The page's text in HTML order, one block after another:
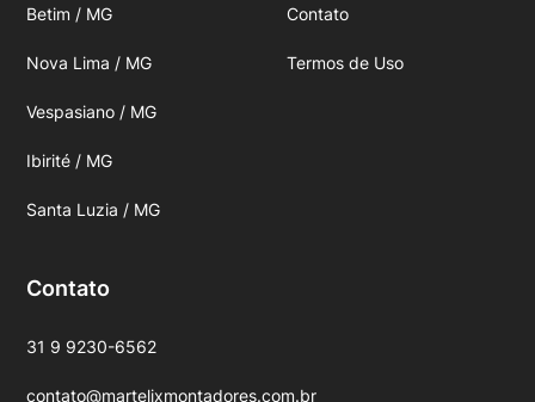
Betim / MG
Nova Lima / MG
Vespasiano / MG
Ibirité / MG
Santa Luzia / MG
Contato
Termos de Uso
Contato
31 9 9230-6562
contato@martelixmontadores.com.br